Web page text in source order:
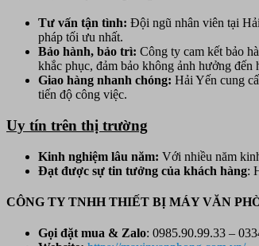
Tư vấn tận tình: Đội ngũ nhân viên tại
pháp tối ưu nhất.
Bảo hành, bảo trì: Công ty cam kết bảo
khắc phục, đảm bảo không ảnh hưởng đến
Giao hàng nhanh chóng: Hải Yến cung
tiến độ công việc.
Uy tín trên thị trường
Kinh nghiệm lâu năm: Với nhiều năm
Đạt được sự tin tưởng của khách hàng:
CÔNG TY TNHH THIẾT BỊ MÁY VĂN
Gọi đặt mua & Zalo: 0985.90.99.33 –